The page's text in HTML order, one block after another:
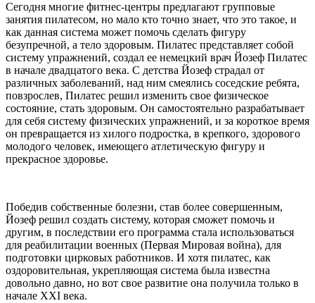
Сегодня многие фитнес-центры предлагают групповые
занятия пилатесом, но мало кто точно знает, что это такое, и
как данная система может помочь сделать фигуру
безупречной, а тело здоровым. Пилатес представляет собой
систему упражнений, создал ее немецкий врач Йозеф Пилатес
в начале двадцатого века. С детства Йозеф страдал от
различных заболеваний, над ним смеялись соседские ребята,
повзрослев, Пилатес решил изменить свое физическое
состояние, стать здоровым. Он самостоятельно разрабатывает
для себя систему физических упражнений, и за короткое время
он превращается из хилого подростка, в крепкого, здорового
молодого человек, имеющего атлетическую фигуру и
прекрасное здоровье.
Победив собственные болезни, став более совершенным,
Йозеф решил создать систему, которая сможет помочь и
другим, в последствии его программа стала использоваться
для реабилитации военных (Первая Мировая война), для
подготовки цирковых работников. И хотя пилатес, как
оздоровительная, укрепляющая система была известна
довольно давно, но вот свое развитие она получила только в
начале XXI века.